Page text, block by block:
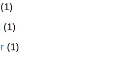
(1)
(1)
(1)